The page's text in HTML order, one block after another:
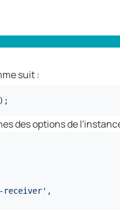
suit :
);
des options de
,